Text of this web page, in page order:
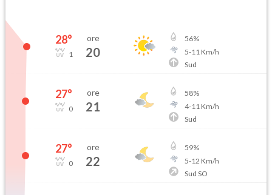
28°
1
ore
20
56%
5-11 Km/h
Sud
27°
0
ore
21
58%
4-11 Km/h
Sud
27°
0
ore
22
59%
5-12 Km/h
Sud SO